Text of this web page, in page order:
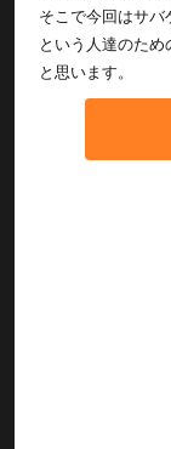
そこで今回はサ
という人達のた
と思います。